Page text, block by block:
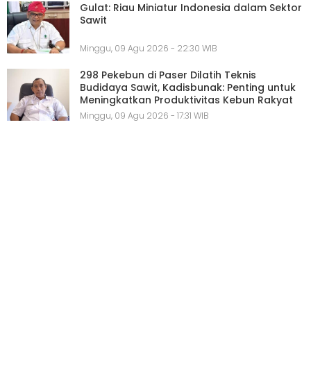
Gulat: Riau Miniatur Indonesia dalam Sektor
Sawit
Minggu, 09 Agu 2026 - 22:30 WIB
298 Pekebun di Paser Dilatih Teknis
Budidaya Sawit, Kadisbunak: Penting untuk
Meningkatkan Produktivitas Kebun Rakyat
Minggu, 09 Agu 2026 - 17:31 WIB